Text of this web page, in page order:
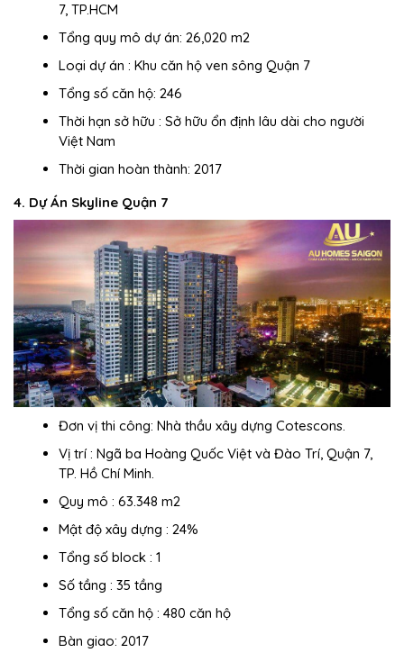
7, TP.HCM
Tổng quy mô dự án: 26,020 m2
Loại dự án : Khu căn hộ ven sông Quận 7
Tổng số căn hộ: 246
Thời hạn sở hữu : Sở hữu ổn định lâu dài cho người
Việt Nam
Thời gian hoàn thành: 2017
4. Dự Án Skyline Quận 7
Đơn vị thi công: Nhà thầu xây dựng Cotescons.
Vị trí : Ngã ba Hoàng Quốc Việt và Đào Trí, Quận 7,
TP. Hồ Chí Minh.
Quy mô : 63.348 m2
Mật độ xây dựng : 24%
Tổng số block : 1
Số tầng : 35 tầng
Tổng số căn hộ : 480 căn hộ
Bàn giao: 2017